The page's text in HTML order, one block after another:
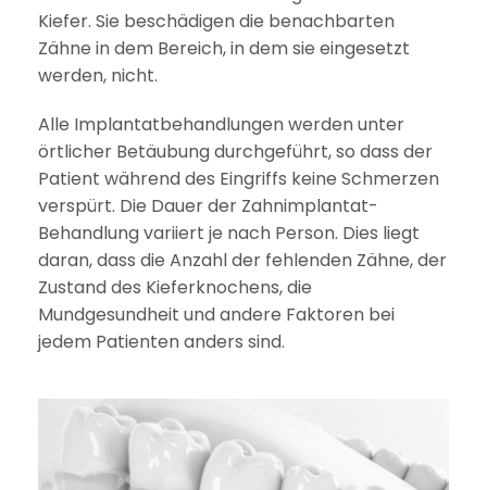
Kiefer. Sie beschädigen die benachbarten
Zähne in dem Bereich, in dem sie eingesetzt
werden, nicht.
Alle Implantatbehandlungen werden unter
örtlicher Betäubung durchgeführt, so dass der
Patient während des Eingriffs keine Schmerzen
verspürt. Die Dauer der Zahnimplantat-
Behandlung variiert je nach Person. Dies liegt
daran, dass die Anzahl der fehlenden Zähne, der
Zustand des Kieferknochens, die
Mundgesundheit und andere Faktoren bei
jedem Patienten anders sind.